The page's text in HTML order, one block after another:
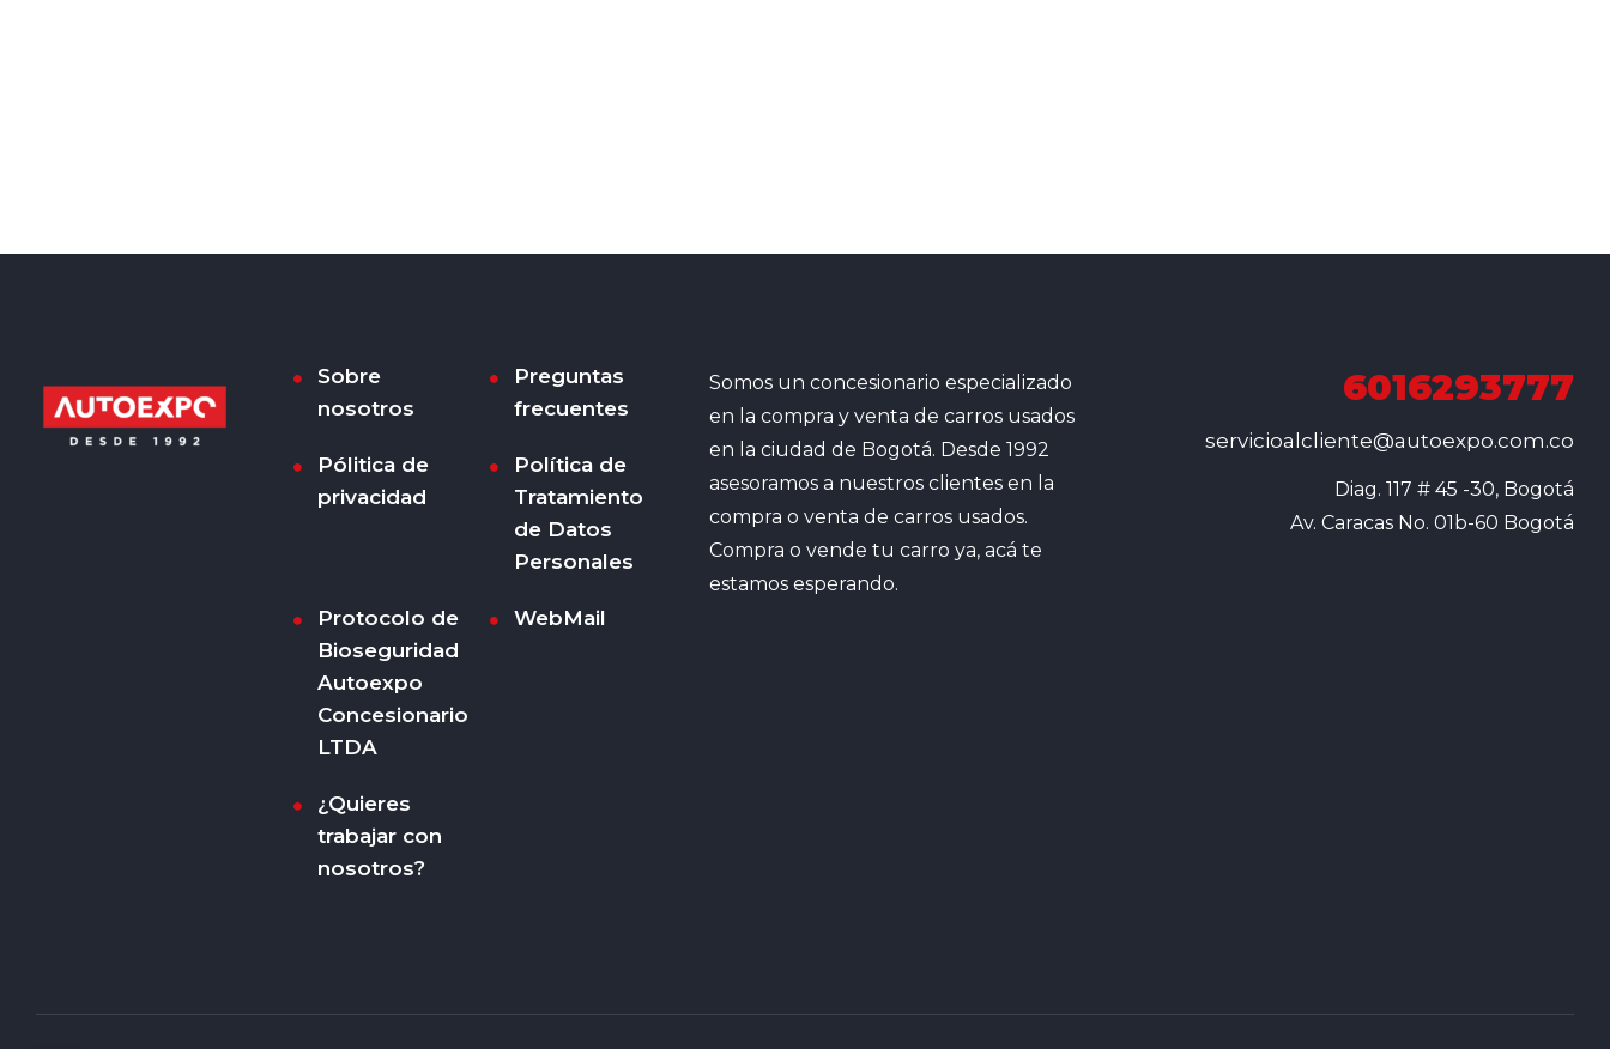
Sobre
nosotros
Preguntas
frecuentes
Pólitica de
privacidad
Política de
Tratamiento
de Datos
Personales
Protocolo de
Bioseguridad
Autoexpo
Concesionario
LTDA
WebMail
¿Quieres
trabajar con
nosotros?
Somos un concesionario especializado
en la compra y venta de carros usados
en la ciudad de Bogotá. Desde 1992
asesoramos a nuestros clientes en la
compra o venta de carros usados.
Compra o vende tu carro ya, acá te
estamos esperando.
6016293777
servicioalcliente@autoexpo.com.co
Diag. 117 # 45 -30, Bogotá
Av. Caracas No. 01b-60 Bogotá